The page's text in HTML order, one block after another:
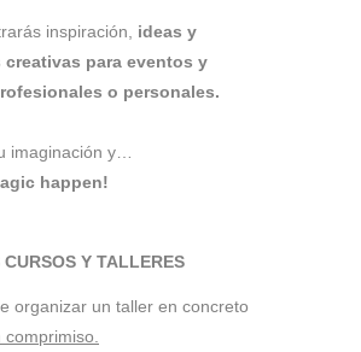
inspiración,
ideas y
para eventos y
o personales.
imaginación y…
happen!
CURSOS Y TALLERES
organizar un taller en concreto